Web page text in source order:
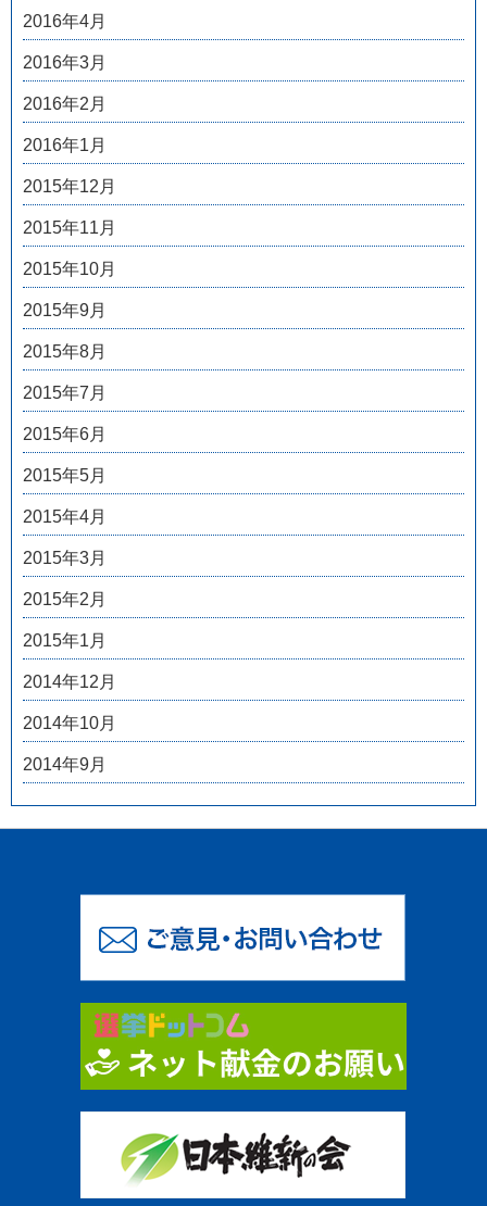
2016年4月
2016年3月
2016年2月
2016年1月
2015年12月
2015年11月
2015年10月
2015年9月
2015年8月
2015年7月
2015年6月
2015年5月
2015年4月
2015年3月
2015年2月
2015年1月
2014年12月
2014年10月
2014年9月